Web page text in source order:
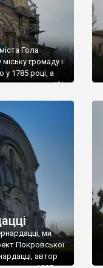
Гола
громаду і
у 1785 році, а
шестисот осіб і
на […]
ми
Покровської
автор